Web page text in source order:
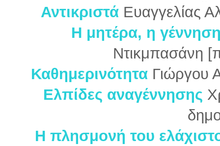
Αντικριστά Ευαγγελίας
Η μητέρα, η
Ντικμπασάνη
Καθημερινότητα Γιώργου
Ελπίδες αναγέννησης
Η πλησμονή του